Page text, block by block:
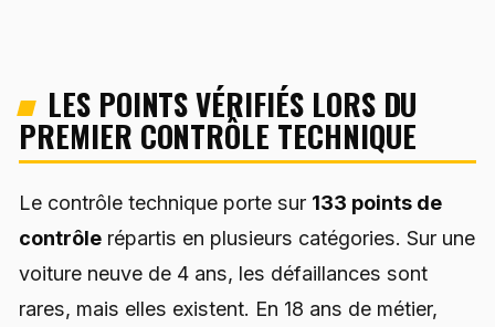
LES POINTS VÉRIFIÉS LORS DU
PREMIER CONTRÔLE TECHNIQUE
Le contrôle technique porte sur 133 points de
contrôle répartis en plusieurs catégories. Sur une
voiture neuve de 4 ans, les défaillances sont
rares, mais elles existent. En 18 ans de métier,